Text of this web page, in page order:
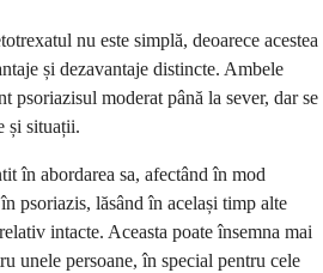
nu este simplă, deoarece acestea
și dezavantaje distincte. Ambele
psoriazisul moderat până la sever, dar se
și situații.
în abordarea sa, afectând în mod
psoriazis, lăsând în același timp alte
intacte. Aceasta poate însemna mai
unele persoane, în special pentru cele